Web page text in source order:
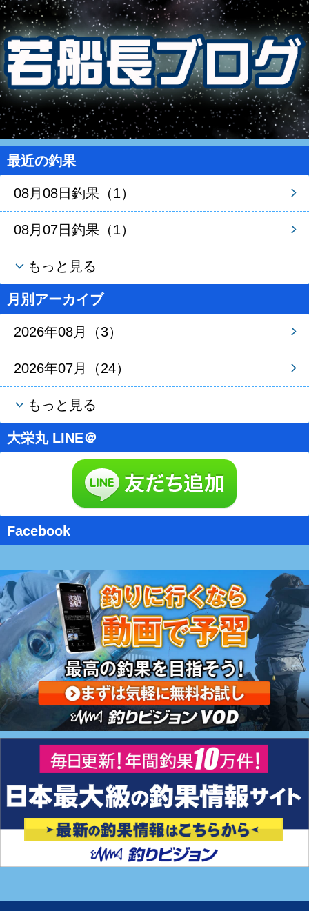
最近の釣果
08月08日釣果（1）
08月07日釣果（1）
もっと見る
月別アーカイブ
2026年08月（3）
2026年07月（24）
もっと見る
大栄丸 LINE＠
Facebook